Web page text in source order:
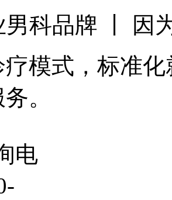
男科品牌 丨 因
模式，标准
。